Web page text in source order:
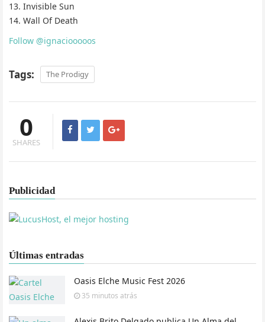
13. Invisible Sun
14. Wall Of Death
Follow @ignaciooooos
Tags: The Prodigy
0
SHARES
Publicidad
Últimas entradas
Oasis Elche Music Fest 2026
35 minutos atrás